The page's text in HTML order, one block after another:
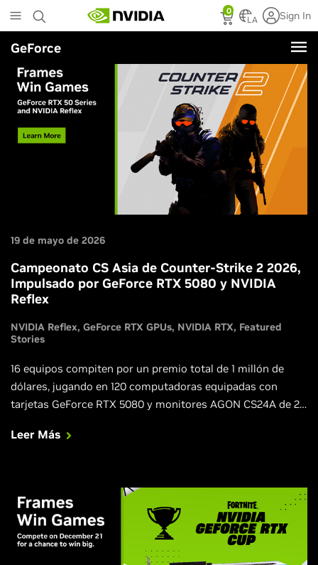
to
main
content
0
LA Sign In
GeForce
19 de mayo de 2026
Campeonato CS Asia de Counter-Strike 2 2026,
Impulsado por GeForce RTX 5080 y NVIDIA
Reflex
NVIDIA Reflex GeForce RTX GPUs NVIDIA RTX Featured
Stories
16 equipos compiten por un premio total de 1 millón de
dólares, jugando en 120 computadoras equipadas con
tarjetas GeForce RTX 5080 y monitores AGON CS24A de 24
2.
Leer Más